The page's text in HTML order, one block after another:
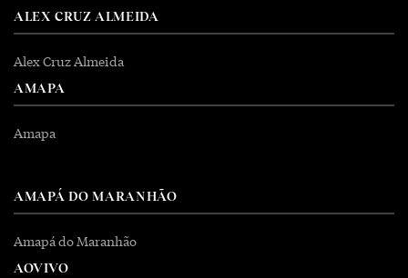
ALEX CRUZ ALMEIDA
Alex Cruz Almeida
AMAPA
Amapa
AMAPÁ DO MARANHÃO
Amapá do Maranhão
AOVIVO